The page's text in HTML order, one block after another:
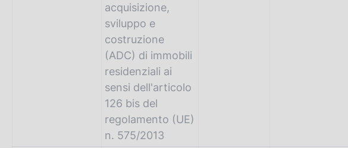
acquisizione,
sviluppo e
costruzione
(ADC) di immobili
residenziali ai
sensi dell'articolo
126 bis del
regolamento (UE)
n. 575/2013